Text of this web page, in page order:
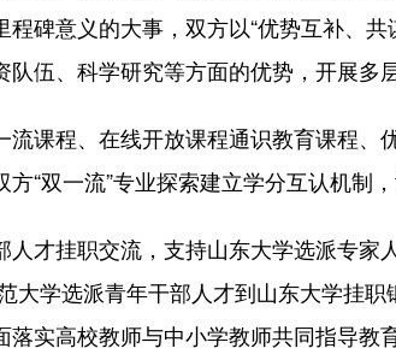
碑意义的大事，双方以“优势互补、
伍、科学研究等方面的优势，开展多
课程、在线开放课程通识教育课程、
“双一流”专业探索建立学分互认机制
才挂职交流，支持山东大学选派专家
大学选派青年干部人才到山东大学挂
实高校教师与中小学教师共同指导教